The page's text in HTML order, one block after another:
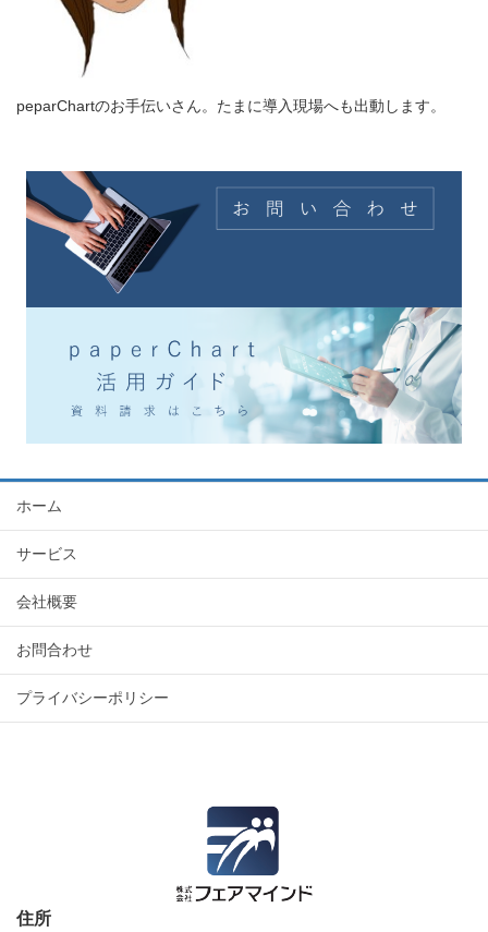
peparChartのお手伝いさん。たまに導入現場へも出動します。
ホーム
サービス
会社概要
お問合わせ
プライバシーポリシー
住所